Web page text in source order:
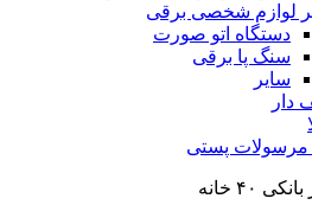
لوازم شخصی برقی
دستگاه اتو صورت
سنگ پا برقی
سایر
دار
مرسولات پستی
۴۰ خانه